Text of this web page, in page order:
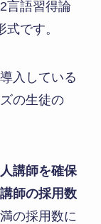
言語習得論
です。
入している
の生徒の
講師を確保
師の採用数
の採用数に